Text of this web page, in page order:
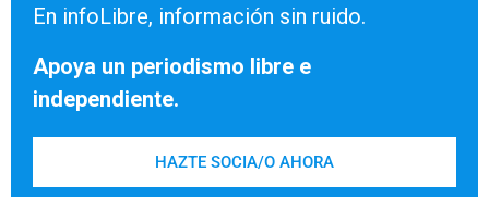
En infoLibre, información sin ruido.
Apoya un periodismo libre e
independiente.
HAZTE SOCIA/O AHORA